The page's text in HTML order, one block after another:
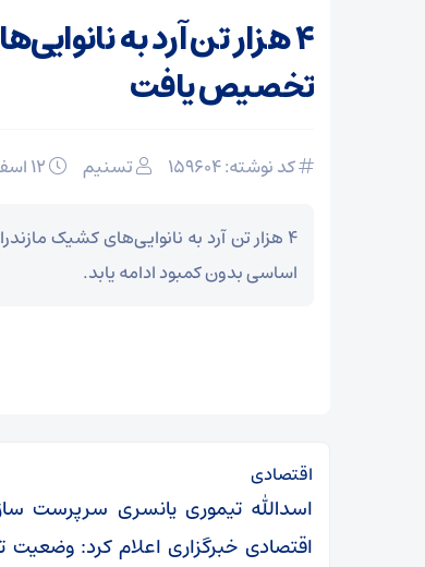
۴ هزار تن آرد به
تخصیص یافت
کد نوشته: 159604 تسنیم
۴ هزار تن آرد به نانوایی‌های کشیک
اساسی بدون کمبود ادامه یابد.
اقتصادی
اسدالله تیموری یانسری سرپرست
اقتصادی خبرگزاری اعلام کرد: وضعیت